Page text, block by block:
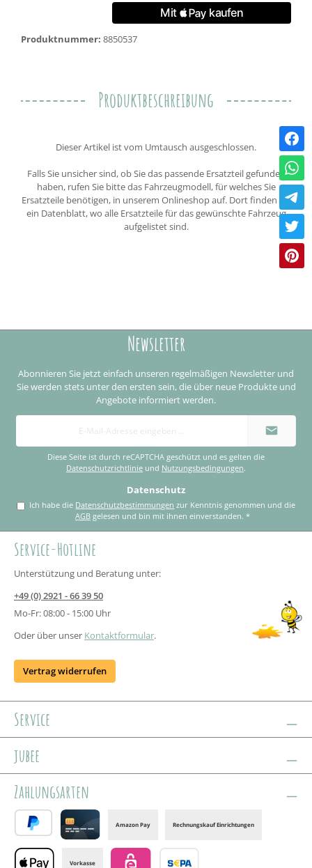
Produktnummer: 8850537
Produktbeschreibung
Dieser Artikel ist vom Umtausch ausgeschlossen.
Falls Sie unsicher sind, ob Sie das passende Ersatzteil gefunden
haben, rufen Sie bitte das Fahrzeugmodell, für welches Sie
Ersatzteile benötigen, in unserem Onlineshop auf. Dort finden Sie
ein Datenblatt, wo alle Ersatzteile für das gewünschte Fahrzeug
aufgelistet sind.
Newsletter
Abonnieren Sie jetzt einfach unseren regelmäßigen Newsletter und
Sie werden stets unter den ersten sein, die über neue Produkte und
Angebote informiert werden.
E-
Adresse
Diese Seite ist durch reCAPTCHA geschützt und es gelten die
Datenschutzrichtlinie und Nutzungsbedingungen.
Datenschutz
Ich habe die Datenschutzbestimmungen
AGB gelesen und bin mit ihnen einverstanden.*
Service-Hotline
Unterstützung und Beratung unter:
+49 (0) 2921 - 66 39 50
Mo-Fr: 08:00 - 15:00 Uhr
Oder über unser Kontaktformular.
Vertrag widerrufen
Service
jubee
Zahlungsarten
Amazon Pay Rechnungskauf Einrichtungen
Vorkasse